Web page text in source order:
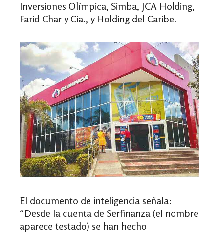
Inversiones Olímpica, Simba, JCA Holding,
Farid Char y Cia., y Holding del Caribe.
El documento de inteligencia señala:
“Desde la cuenta de Serfinanza (el nombre
aparece testado) se han hecho